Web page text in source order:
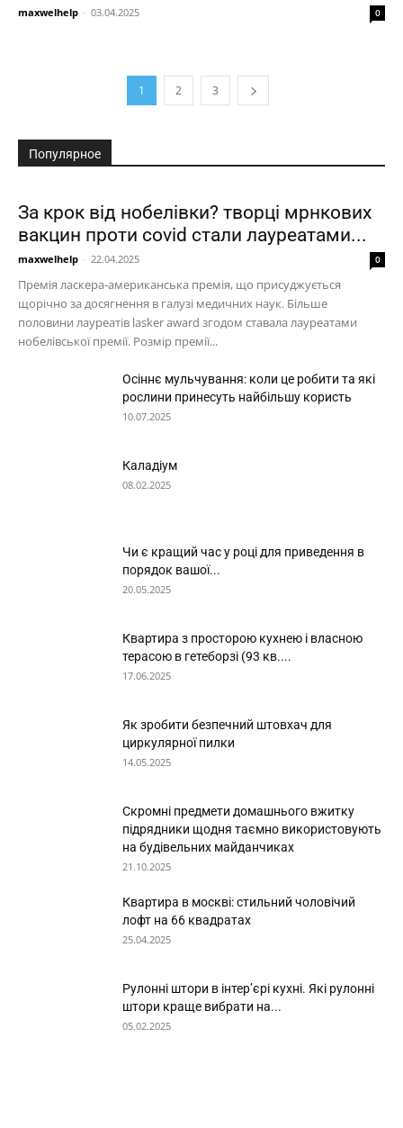
maxwelhelp - 03.04.2025 0
1 2 3
Популярное
За крок від нобелівки? творці мрнкових
вакцин проти covid стали лауреатами...
maxwelhelp - 22.04.2025 0
Премія ласкера-американська премія, що присуджується
щорічно за досягнення в галузі медичних наук. Більше
половини лауреатів lasker award згодом ставала лауреатами
нобелівської премії. Розмір премії...
Осіннє мульчування: коли це робити та які
рослини принесуть найбільшу користь
10.07.2025
Каладіум
08.02.2025
Чи є кращий час у році для приведення в
порядок вашої...
20.05.2025
Квартира з просторою кухнею і власною
терасою в гетеборзі (93 кв....
17.06.2025
Як зробити безпечний штовхач для
циркулярної пилки
14.05.2025
Скромні предмети домашнього вжитку
підрядники щодня таємно використовують
на будівельних майданчиках
21.10.2025
Квартира в москві: стильний чоловічий
лофт на 66 квадратах
25.04.2025
Рулонні штори в інтер’єрі кухні. Які рулонні
штори краще вибрати на...
05.02.2025